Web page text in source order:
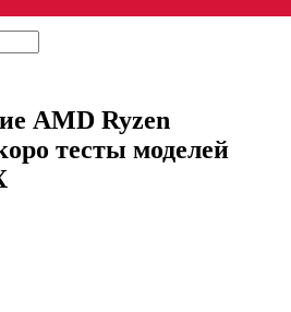
AMD Ryzen
тесты моделей